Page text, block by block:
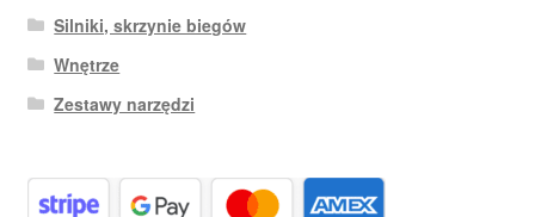
Silniki, skrzynie biegów
Wnętrze
Zestawy narzędzi